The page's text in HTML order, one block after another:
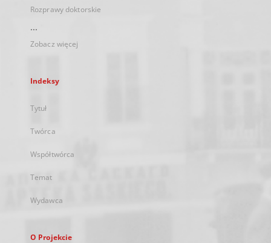
Rozprawy doktorskie
...
Zobacz więcej
Indeksy
Tytuł
Twórca
Współtwórca
Temat
Wydawca
O Projekcie